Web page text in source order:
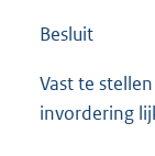
Besluit
Vast te
invordering